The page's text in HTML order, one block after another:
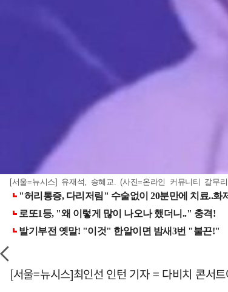
[서울=뉴시스] 유재석, 송혜교. (사진=온라인 커뮤니티 갈무
[서울=뉴시스]최인선 인턴 기자 = 다비치 콘서